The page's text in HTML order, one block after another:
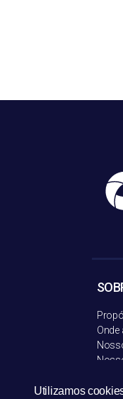
Utilizamos